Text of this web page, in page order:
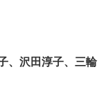
、沢田淳子、三輪